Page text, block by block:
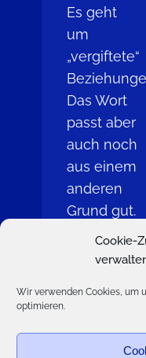
Cookie-
Wir verwenden Cookies, um
optimieren.
Es geht
um
„vergiftete“
Das Wort
passt aber
auch noch
aus einem
anderen
Grund gut.
Dass
man…
Zum